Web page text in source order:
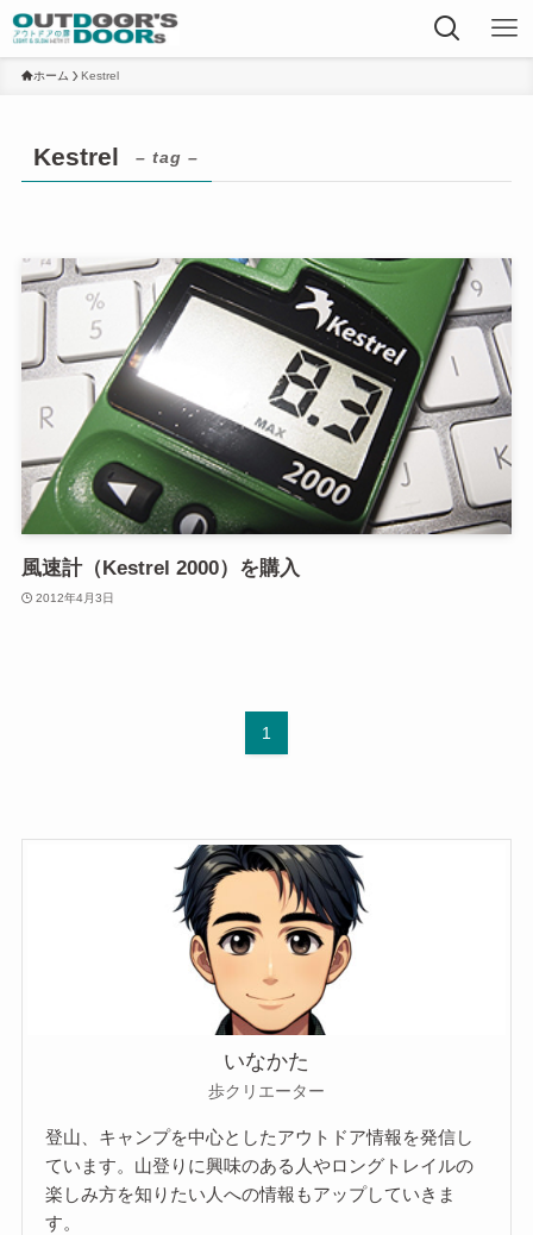
ホーム Kestrel
Kestrel – tag –
風速計（Kestrel 2000）を購入
2012年4月3日
1
いなかた
歩クリエーター
登山、キャンプを中心としたアウトドア情報を発信し
ています。山登りに興味のある人やロングトレイルの
楽しみ方を知りたい人への情報もアップしていきま
す。